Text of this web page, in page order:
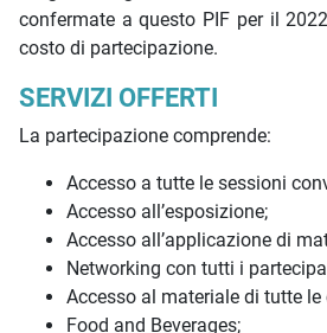
confermate a questo PIF per il
costo di partecipazione.
SERVIZI OFFERTI
La partecipazione comprende:
Accesso a tutte le sessioni
Accesso all’esposizione;
Accesso all’applicazione di
Networking con tutti i
Accesso al materiale di tutte le
Food and Beverages;